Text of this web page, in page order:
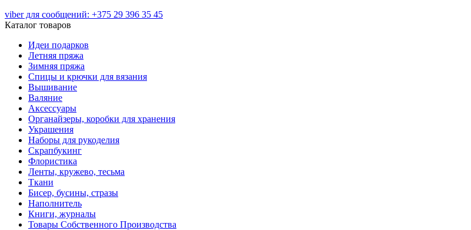
viber для сообщений: +375 29 396 35 45
Каталог товаров
Идеи подарков
Летняя пряжа
Зимняя пряжа
Спицы и крючки для вязания
Вышивание
Валяние
Аксессуары
Органайзеры, коробки для хранения
Украшения
Наборы для рукоделия
Скрапбукинг
Флористика
Ленты, кружево, тесьма
Ткани
Бисер, бусины, стразы
Наполнитель
Книги, журналы
Товары Собственного Производства